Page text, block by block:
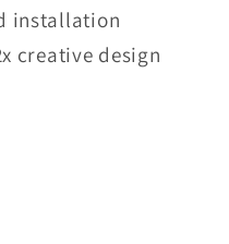
installation
creative design